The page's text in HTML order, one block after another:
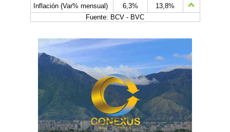
Inflación (Var% mensual)
6,3%
13,8%
Fuente: BCV - BVC